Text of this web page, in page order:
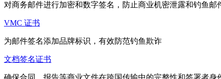
对商务邮件进行加密和数字签名，防止商业机密泄露和钓鱼邮
VMC 证书
为邮件签名添加品牌标识，有效防范钓鱼欺诈
文档签名证书